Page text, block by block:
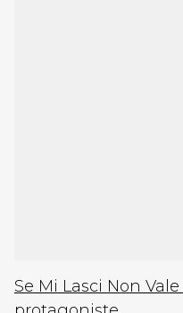
Se Mi Lasci Non